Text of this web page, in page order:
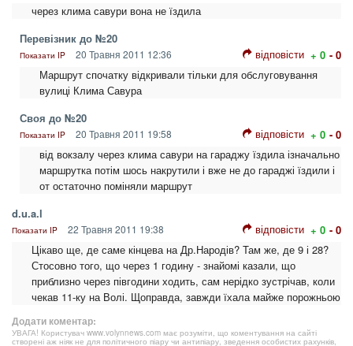
через клима савури вона не їздила
Перевізник до №20
Показати IP 20 Травня 2011 12:36 відповісти + 0 - 0
Маршрут спочатку відкривали тільки для обслуговування
вулиці Клима Савура
Своя до №20
Показати IP 20 Травня 2011 19:58 відповісти + 0 - 0
від вокзалу через клима савури на гараджу їздила ізначально
маршрутка потім шось накрутили і вже не до гараджі їздили і
от остаточно поміняли маршрут
d.u.a.l
Показати IP 22 Травня 2011 19:38 відповісти + 0 - 0
Цікаво ще, де саме кінцева на Др.Народів? Там же, де 9 і 28?
Стосовно того, що через 1 годину - знайомі казали, що
приблизно через півгодини ходить, сам нерідко зустрічав, коли
чекав 11-ку на Волі. Щоправда, завжди їхала майже порожньою
Додати коментар:
УВАГА! Користувач www.volynnews.com має розуміти, що коментування на сайті
створені аж ніяк не для політичного піару чи антипіару, зведення особистих рахунків,